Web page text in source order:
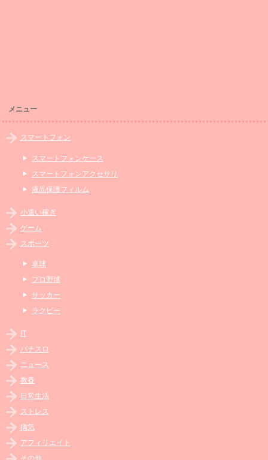
メニュー
スマートフォン
スマートフォンケース
スマートフォンアクセサリ
液晶保護フィルム
小遣い稼ぎ
ゲーム
スポーツ
卓球
プロ野球
サッカー
ラクビー
IT
パチスロ
ニュース
教養
日常生活
ストレス
病気
アフィリエイト
その他